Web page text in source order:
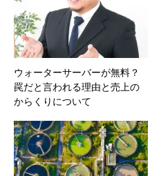
ウォーターサーバーが無料？
罠だと言われる理由と売上の
からくりについて